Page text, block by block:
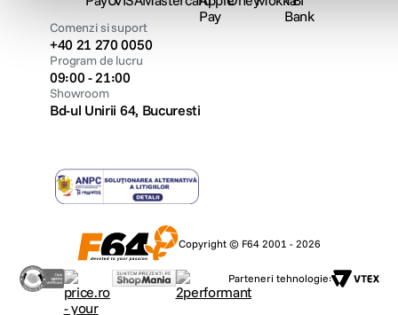
Comenzi si suport
+40 21 270 0050
Program de lucru
09:00 - 21:00
Showroom
Bd-ul Unirii 64, Bucuresti
Copyright © F64 2001 - 2026
Parteneri tehnologie: